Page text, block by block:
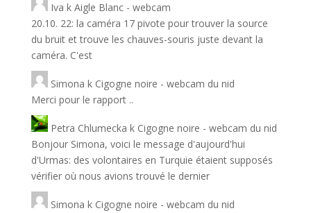
Iva k Aigle Blanc - webcam
20.10. 22: la caméra 17 pivote pour trouver la source
du bruit et trouve les chauves-souris juste devant la
caméra. C'est
Simona k Cigogne noire - webcam du nid
Merci pour le rapport ..
Petra Chlumecka k Cigogne noire - webcam du nid
Bonjour Simona, voici le message d'aujourd'hui
d'Urmas: des volontaires en Turquie étaient supposés
vérifier où nous avions trouvé le dernier
Simona k Cigogne noire - webcam du nid